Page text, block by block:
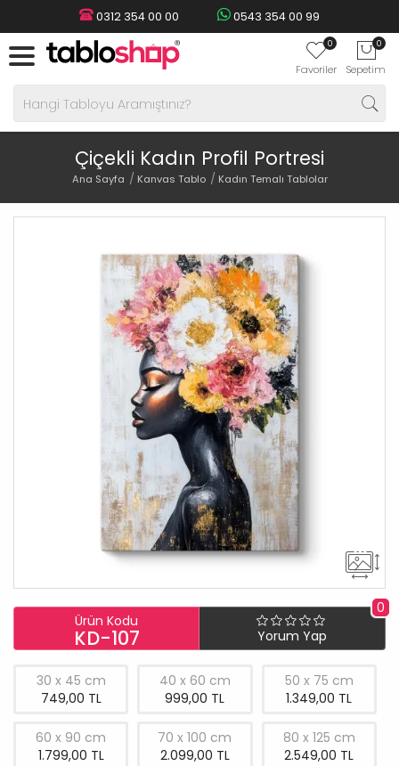
0312 354 00 00 0543 354 00 99
0
Favoriler
0
Sepetim
Çiçekli Kadın Profil Portresi
Ana Sayfa Kanvas Tablo Kadın Temalı Tablolar
Ürün Kodu
KD-107
0
Yorum Yap
30 x 45 cm
749,00 TL
40 x 60 cm
999,00 TL
50 x 75 cm
1.349,00 TL
60 x 90 cm
1.799,00 TL
70 x 100 cm
2.099,00 TL
80 x 125 cm
2.549,00 TL